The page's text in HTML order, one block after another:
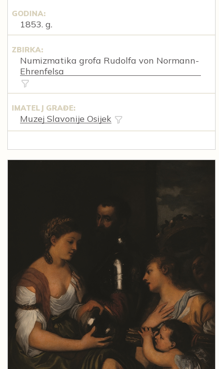
GODINA:
1853. g.
ZBIRKA:
Numizmatika grofa Rudolfa von Normann-
Ehrenfelsa
IMATELJ GRAĐE:
Muzej Slavonije Osijek